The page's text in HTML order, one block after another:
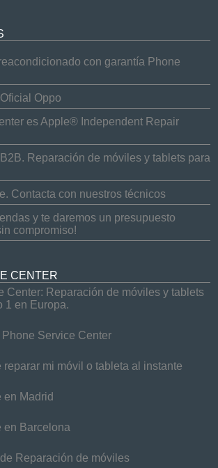
con garantía Phone
Oppo
es Apple® Independent Repair
Reparación de móviles y tablets para
Contacta con nuestros técnicos
y te daremos un presupuesto
compromiso!
CENTER
Center: Reparación de móviles y tablets
1 en Europa.
Service Center
reparar mi móvil o tableta al instante
en Madrid
en Barcelona
Reparación de móviles